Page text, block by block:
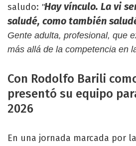
saludo: "Hay vínculo. La vi
saludé, como también
Gente adulta, profesional, que
más allá de la competencia en
Con Rodolfo Barili
presentó su equipo
2026
En una jornada marcada por